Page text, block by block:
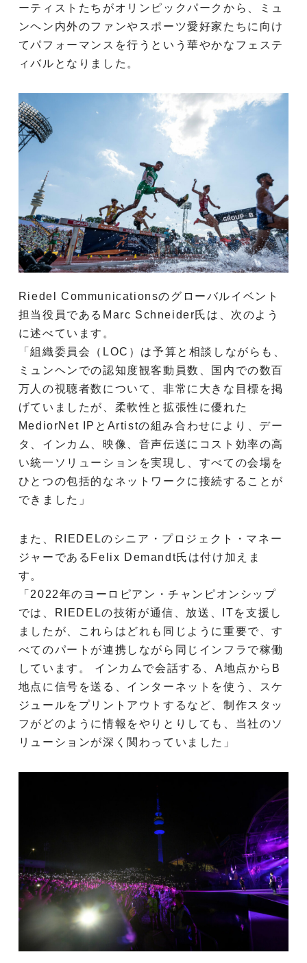
ーティストたちがオリンピックパークから、ミュ
ンヘン内外のファンやスポーツ愛好家たちに向け
てパフォーマンスを行うという華やかなフェステ
ィバルとなりました。
Riedel Communicationsのグローバルイベント
担当役員であるMarc Schneider氏は、次のよう
に述べています。
「組織委員会（LOC）は予算と相談しながらも、
ミュンヘンでの認知度観客動員数、国内での数百
万人の視聴者数について、非常に大きな目標を掲
げていましたが、柔軟性と拡張性に優れた
MediorNet IPとArtistの組み合わせにより、デー
タ、インカム、映像、音声伝送にコスト効率の高
い統一ソリューションを実現し、すべての会場を
ひとつの包括的なネットワークに接続することが
できました」
また、RIEDELのシニア・プロジェクト・マネー
ジャーであるFelix Demandt氏は付け加えま
す。
「2022年のヨーロピアン・チャンピオンシップ
では、RIEDELの技術が通信、放送、ITを支援し
ましたが、これらはどれも同じように重要で、す
べてのパートが連携しながら同じインフラで稼働
しています。 インカムで会話する、A地点からB
地点に信号を送る、インターネットを使う、スケ
ジュールをプリントアウトするなど、制作スタッ
フがどのように情報をやりとりしても、当社のソ
リューションが深く関わっていました」